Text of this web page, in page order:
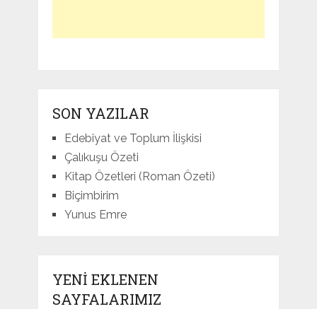
SON YAZILAR
Edebiyat ve Toplum İlişkisi
Çalıkuşu Özeti
Kitap Özetleri (Roman Özeti)
Biçimbirim
Yunus Emre
YENI EKLENEN
SAYFALARIMIZ